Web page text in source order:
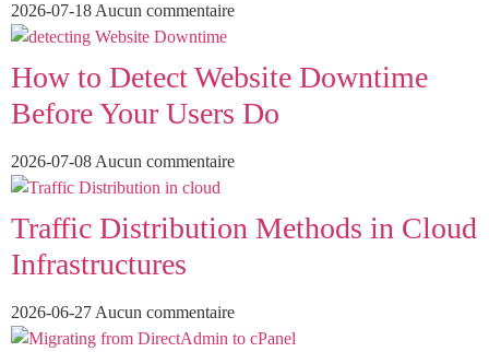
2026-07-18 Aucun commentaire
How to Detect Website Downtime
Before Your Users Do
2026-07-08 Aucun commentaire
Traffic Distribution Methods in Cloud
Infrastructures
2026-06-27 Aucun commentaire